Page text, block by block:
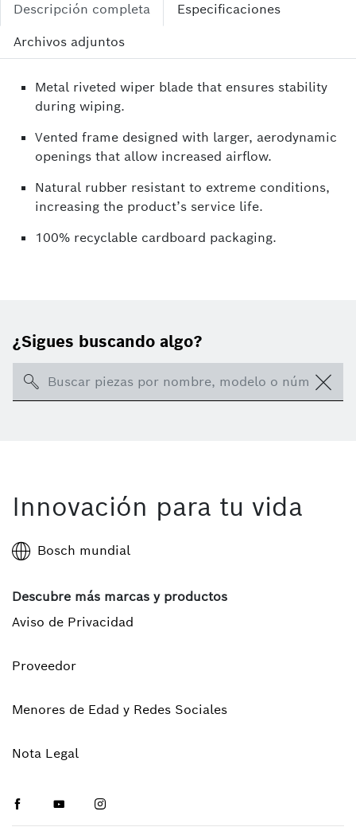
Descripción completa
Especificaciones
Archivos adjuntos
Metal riveted wiper blade that ensures stability
during wiping.
Vented frame designed with larger, aerodynamic
openings that allow increased airflow.
Natural rubber resistant to extreme conditions,
increasing the product’s service life.
100% recyclable cardboard packaging.
¿Sigues buscando algo?
Search
Innovación para tu vida
Bosch mundial
Descubre más marcas y productos
Aviso de Privacidad
Proveedor
Menores de Edad y Redes Sociales
Nota Legal
FacebookYoutubeInstagram